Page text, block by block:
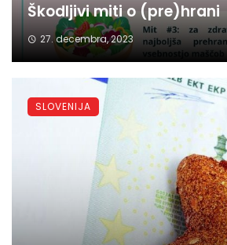
Škodljivi miti o (pre)hrani
27. decembra, 2023
SLOVENIJA